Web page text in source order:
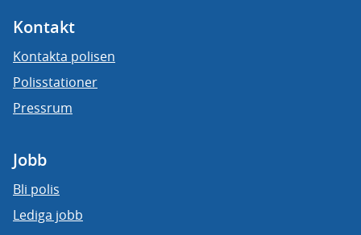
Kontakt
Kontakta polisen
Polisstationer
Pressrum
Jobb
Bli polis
Lediga jobb